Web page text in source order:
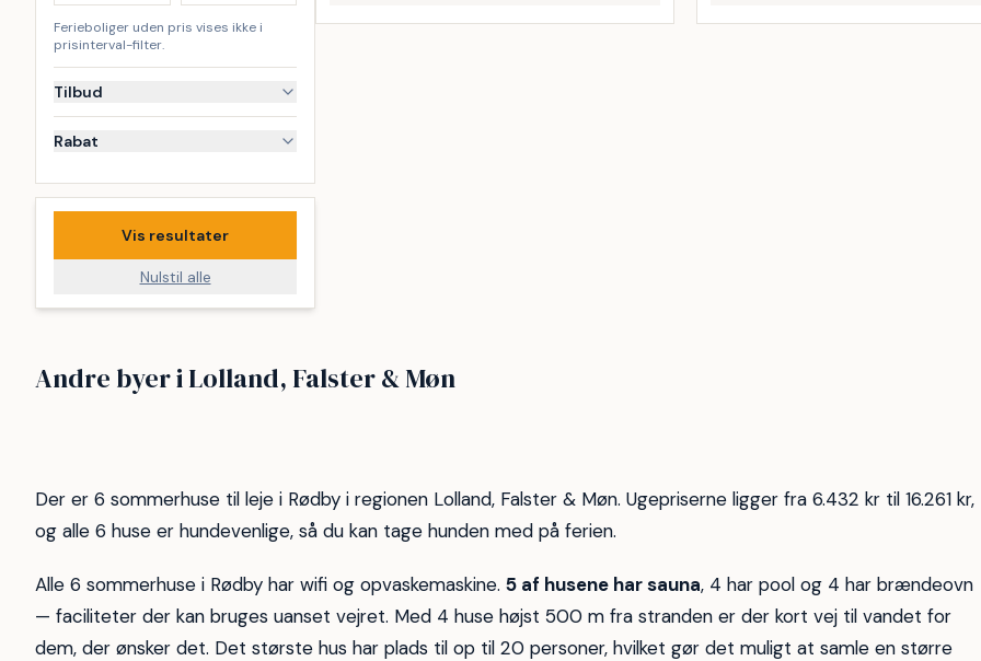
Ferieboliger uden pris vises ikke i
prisinterval-filter.
Tilbud
Rabat
Vis resultater
Nulstil alle
Andre byer i Lolland, Falster & Møn
51 40
Hummingen Strand Bredfjed Strand
Der er 6 sommerhuse til leje i Rødby i regionen Lolland, Falster & Møn. Ugepriserne ligger fra 6.432 kr til 16.261 kr,
og alle 6 huse er hundevenlige, så du kan tage hunden med på ferien.
Alle 6 sommerhuse i Rødby har wifi og opvaskemaskine. 5 af husene har sauna, 4 har pool og 4 har brændeovn
— faciliteter der kan bruges uanset vejret. Med 4 huse højst 500 m fra stranden er der kort vej til vandet for
dem, der ønsker det. Det største hus har plads til op til 20 personer, hvilket gør det muligt at samle en større